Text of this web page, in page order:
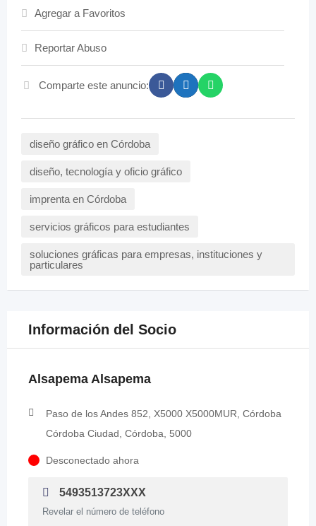
Agregar a Favoritos
Reportar Abuso
Comparte este anuncio:
diseño gráfico en Córdoba
diseño, tecnología y oficio gráfico
imprenta en Córdoba
servicios gráficos para estudiantes
soluciones gráficas para empresas, instituciones y
particulares
Información del Socio
Alsapema Alsapema
Paso de los Andes 852, X5000 X5000MUR, Córdoba
Córdoba Ciudad, Córdoba, 5000
Desconectado ahora
5493513723XXX
Revelar el número de teléfono